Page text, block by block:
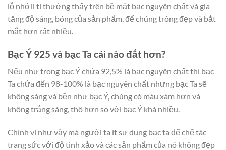
lỗ nhỏ li ti thường thấy trên bề mặt bạc nguyên chất và gia
tăng độ sáng, bóng của sản phẩm, để chúng trông đẹp và bắt
mắt hơn rất nhiều.
Bạc Ý 925 và bạc Ta cái nào đắt hơn?
Nếu như trong bạc Ý chứa 92,5% là bạc nguyên chất thì bạc
Ta chứa đến 98-100% là bạc nguyên chất nhưng bạc Ta sẽ
không sáng và bền như bạc Ý, chúng có màu xám hơn và
không trắng sáng, thô hơn so với bạc Ý khá nhiều.
Chính vì như vậy mà người ta ít sự dụng bạc ta để chế tác
trang sức với độ tinh xảo và các sản phẩm của nó không đẹp